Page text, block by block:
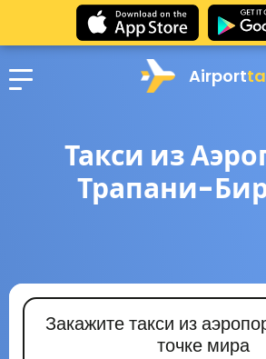
Airport
Такси из
Трапани-
Закажите такси из
точке мира